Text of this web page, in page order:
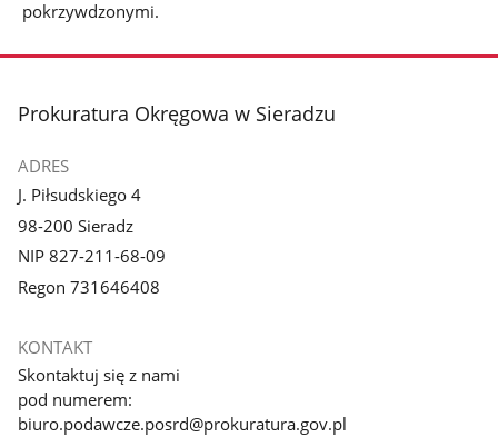
pokrzywdzonymi.
stopka
Prokuratura Okręgowa w Sieradzu
ADRES
J. Piłsudskiego 4
98-200 Sieradz
NIP 827-211-68-09
Regon 731646408
KONTAKT
Skontaktuj się z nami
pod numerem:
biuro.podawcze.posrd@prokuratura.gov.pl